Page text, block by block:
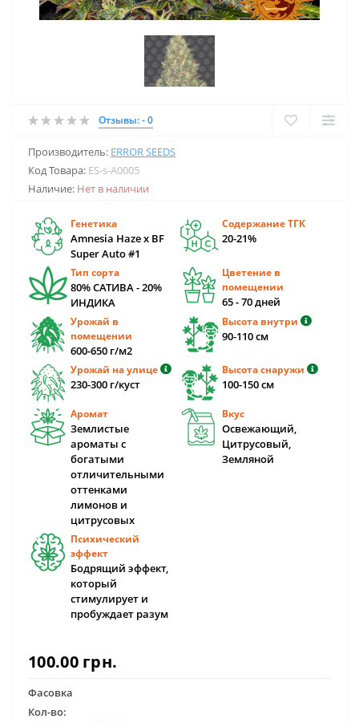
Отзывы: - 0
Производитель: ERROR SEEDS
Код Товара: ES-s-A0005
Наличие: Нет в наличии
Генетика
Amnesia Haze x BF
Super Auto #1
Содержание ТГК
20-21%
Тип сорта
80% САТИВА - 20%
ИНДИКА
Цветение в
помещении
65 - 70 дней
Урожай в
помещении
600-650 г/м2
Высота внутри
90-110 cм
Урожай на улице
230-300 г/куст
Высота снаружи
100-150 см
Аромат
Землистые
ароматы с
богатыми
отличительными
оттенками
лимонов и
цитрусовых
Вкус
Освежающий,
Цитрусовый,
Земляной
Психический
эффект
Бодрящий эффект,
который
стимулирует и
пробуждает разум
100.00 грн.
Фасовка
Кол-во: